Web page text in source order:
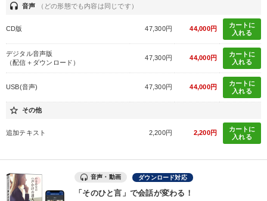
headset 音声 （どの形態でも内容は同じです）
CD版 47,300円 44,000円
カートに
入れる
デジタル音声版
（配信＋ダウンロード）
47,300円 44,000円
カートに
入れる
USB(音声) 47,300円 44,000円
カートに
入れる
star_border その他
追加テキスト 2,200円 2,200円
カートに
入れる
音声・動画 ダウンロード対応
「そのひと言」で会話が変わる！